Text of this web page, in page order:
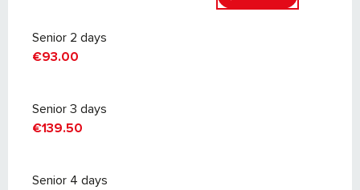
Senior 2 days
€93.00
Senior 3 days
€139.50
Senior 4 days